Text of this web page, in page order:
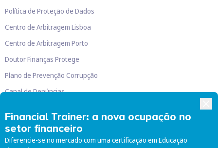
Financial Trainer: a nova ocupação no
setor financeiro
Diferencie-se no mercado com uma certificação em Educação
Política de Proteção de Dados
Centro de Arbitragem Lisboa
Centro de Arbitragem Porto
Doutor Finanças Protege
Plano de Prevenção Corrupção
Canal de Denúncias